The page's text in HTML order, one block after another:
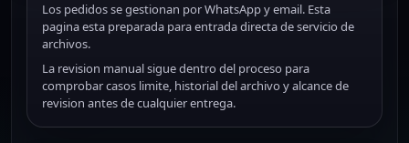
Los pedidos se gestionan por WhatsApp y email. Esta
pagina esta preparada para entrada directa de servicio de
archivos.
La revision manual sigue dentro del proceso para
comprobar casos limite, historial del archivo y alcance de
revision antes de cualquier entrega.